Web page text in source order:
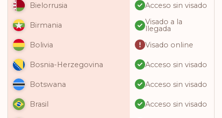
Bielorrusia Acceso sin visado
Birmania Visado a la
llegada
Bolivia
Visado online
Bosnia-Herzegovina Acceso sin visado
Botswana Acceso sin visado
Brasil Acceso sin visado